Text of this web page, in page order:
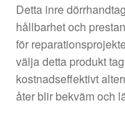
Om oss
Transport
Detta inre
hållbarhet och
för
välja detta produkt
kostnadseffektivt
åter blir bekväm och